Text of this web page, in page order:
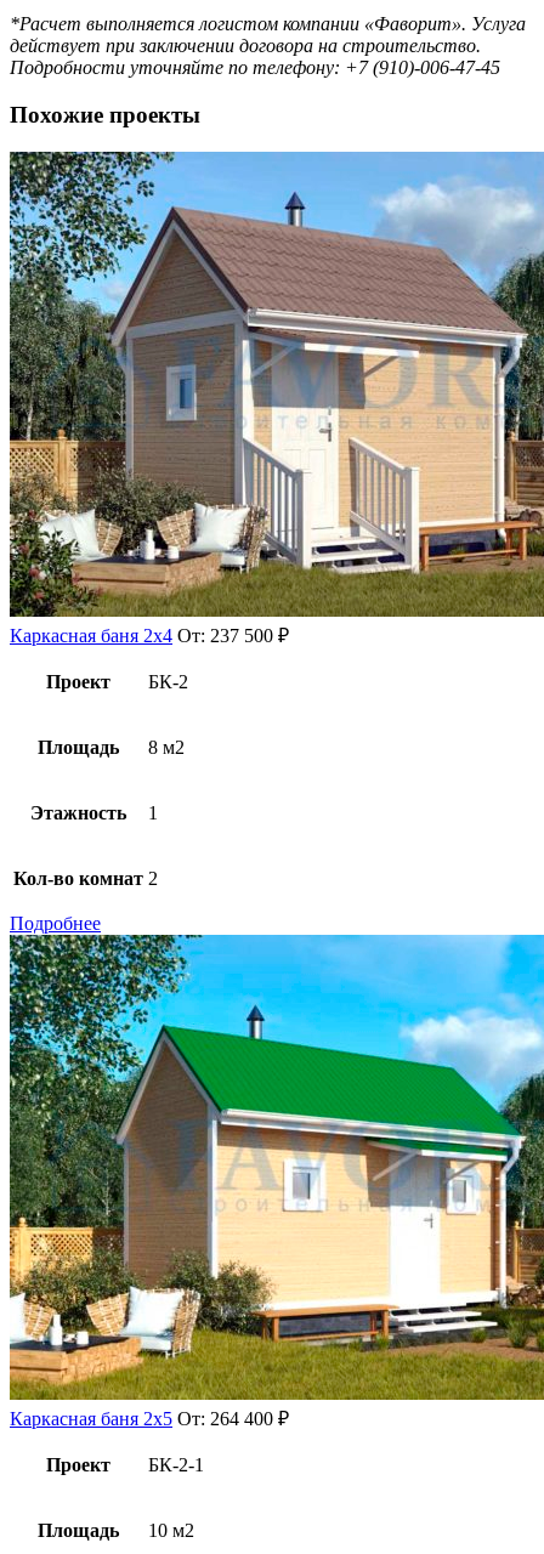
*Расчет выполняется логистом компании «Фаворит». Услуга
действует при заключении договора на строительство.
Подробности уточняйте по телефону: +7 (910)-006-47-45
Похожие проекты
Каркасная баня 2х4 От: 237 500 ₽
Проект БК-2
Площадь 8 м2
Этажность 1
Кол-во комнат 2
Подробнее
Каркасная баня 2х5 От: 264 400 ₽
Проект БК-2-1
Площадь 10 м2